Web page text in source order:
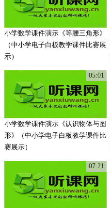
小学数学课件演示《等腰三角形》
（中小学电子白板教学课件比赛展
示）
05:01
小学数学课件演示《认识物体与图
形》（中小学电子白板教学课件比
赛展示）
07:21